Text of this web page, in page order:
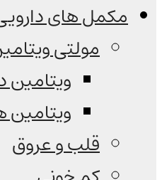
مکمل های
مولتی
ویتامین
ویتامین
قلب و عروق